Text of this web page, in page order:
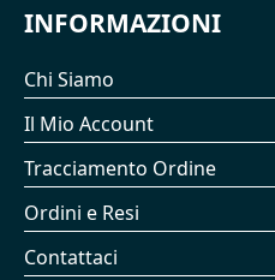
INFORMAZIONI
Chi Siamo
Il Mio Account
Tracciamento Ordine
Ordini e Resi
Contattaci